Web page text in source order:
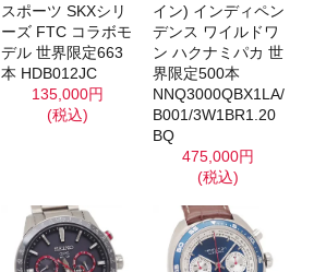
スポーツ SKXシリ
ーズ FTC コラボモ
デル 世界限定663
本 HDB012JC
135,000円
(税込)
イン) インディペン
デンス ワイルドワ
ン ハクナミパカ 世
界限定500本
NNQ3000QBX1LA/
B001/3W1BR1.20
BQ
475,000円
(税込)